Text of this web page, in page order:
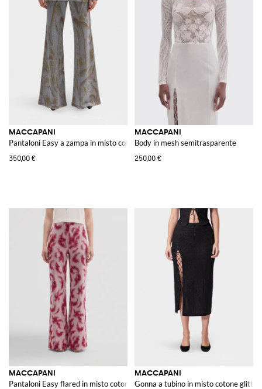
MACCAPANI
Pantaloni Easy a zampa in misto cotone organico stampato
350,00 €
MACCAPANI
Body in mesh semitrasparente
250,00 €
MACCAPANI
Pantaloni Easy flared in misto cotone organico stampato
MACCAPANI
Gonna a tubino in misto cotone glitter